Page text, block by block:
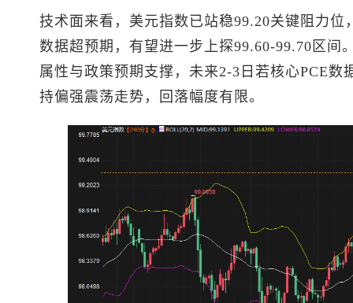
技术面来看， 美元指数已站稳99.20关键阻力位
数据超预期，有望进一步上探99.60-99.70区间
属性与政策预期支撑，未来2-3日若核心PCE数
持偏强震荡走势，回落幅度有限。